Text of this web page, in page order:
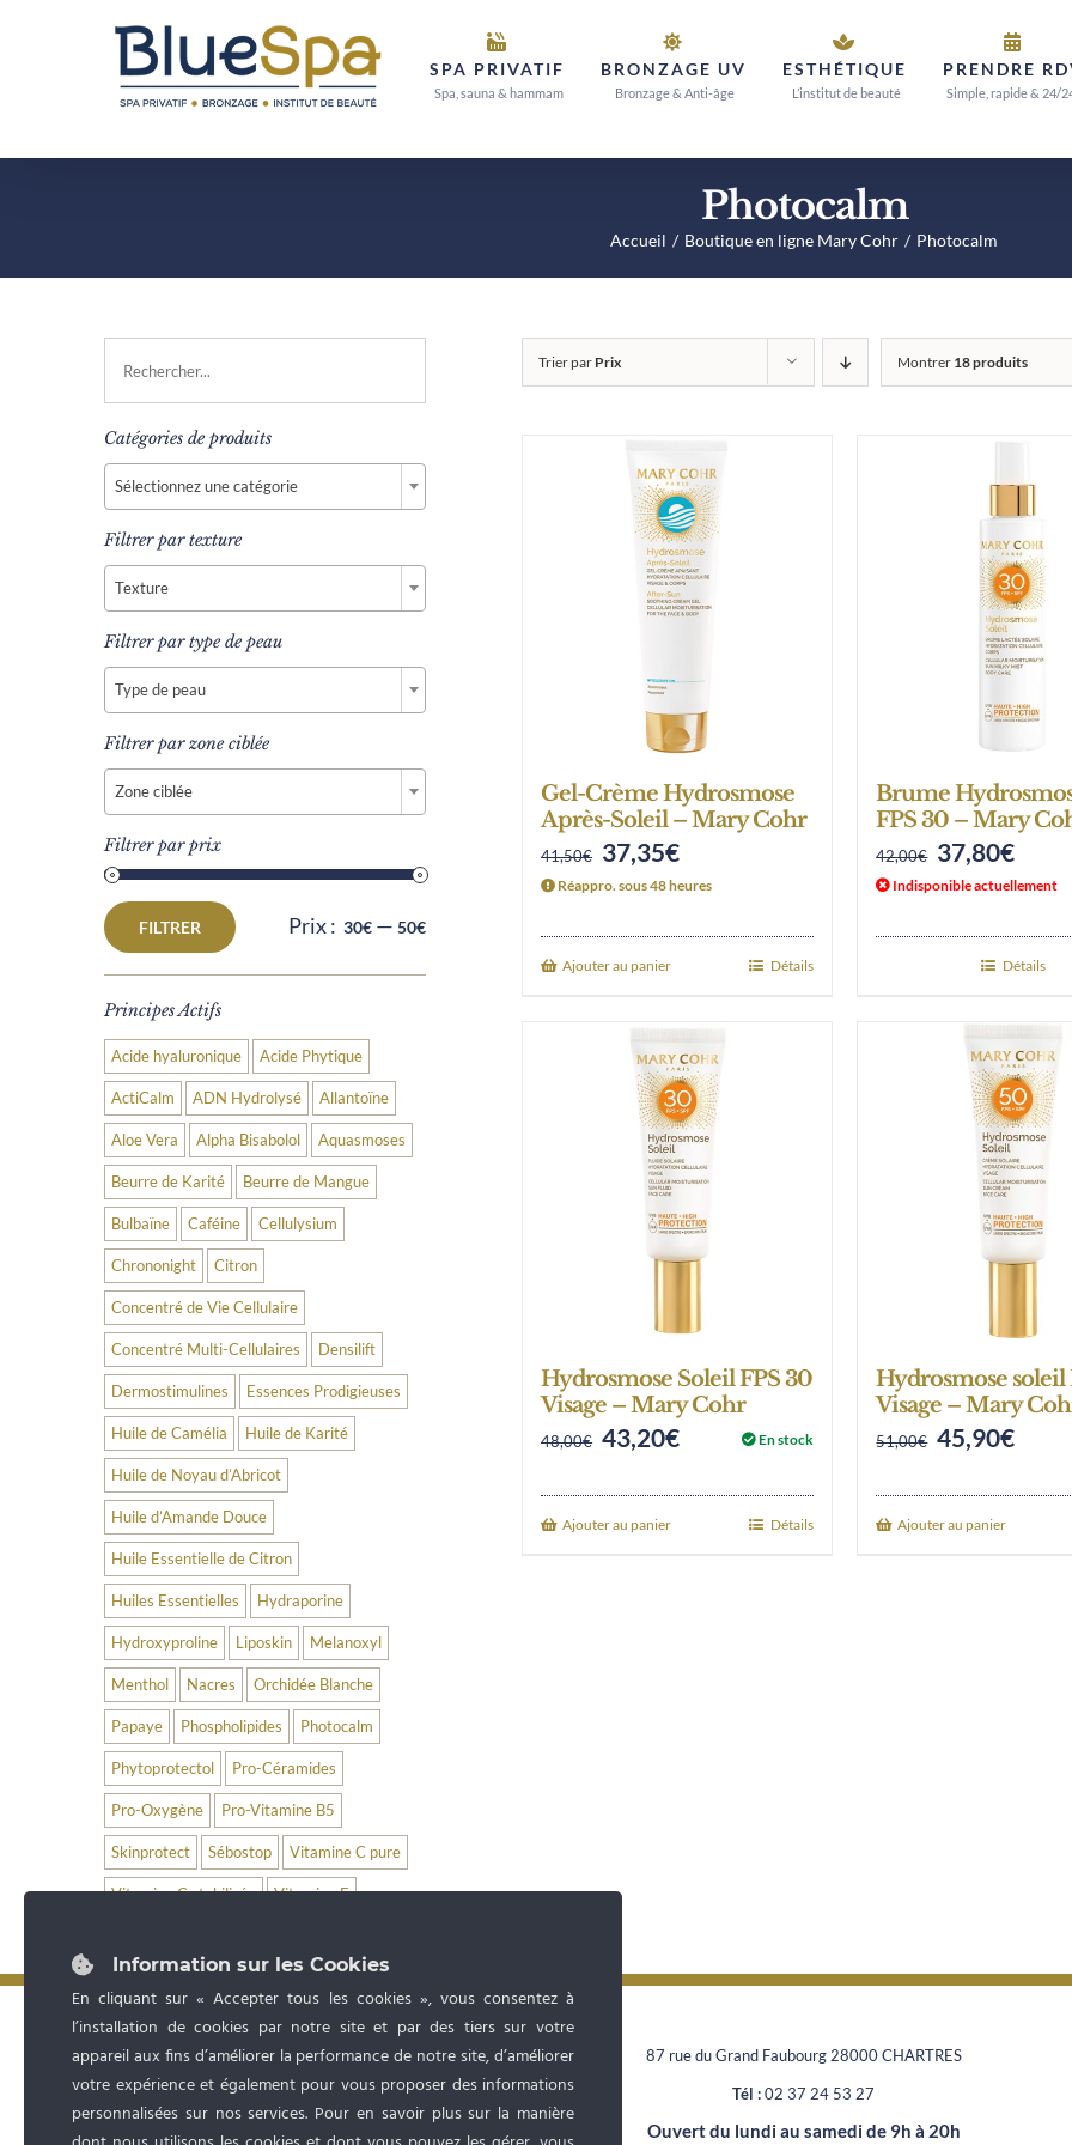
SPA PRIVATIF
Spa, sauna & hammam
BRONZAGE UV
Bronzage & Anti-âge
ESTHÉTIQUE
L’institut de beauté
PRENDRE
Simple, rapide & 24/
Photocalm
Accueil Boutique en ligne Mary Cohr Photocalm
Trier par Prix Montrer 18 produits
Gel-Crème Hydrosmose
Après-Soleil – Mary Cohr
41,50€ Original
price
41,50€.
37,35€Current
price
Réappro. sous 48 heures
Ajouter au panier Détails
Brume
FPS 30 – Mary
42,00€ Original
price
42,00€.
37,80€
price
Indisponible actuellement
Détails
Hydrosmose Soleil FPS 30
Visage – Mary Cohr
48,00€ Original
43,20€Current En stock
Ajouter au panier Détails
Hydrosmose soleil
Visage – Mary
51,00€ Original
45,90€
Ajouter au panier
Catégories de produits
Sélectionnez une catégorie
Filtrer par texture
Texture
Filtrer par type de peau
Type de peau
Filtrer par zone ciblée
Zone ciblée
Filtrer par prix
Prix
min
Prix
max
FILTRER Prix : 30€ —50€
Principes Actifs
Acide hyaluronique Acide Phytique
ActiCalm ADN Hydrolysé Allantoïne
Aloe Vera Alpha Bisabolol Aquasmoses
Beurre de Karité Beurre de Mangue
Bulbaïne Caféine Cellulysium
Chrononight Citron
Concentré de Vie Cellulaire
Concentré Multi-Cellulaires Densilift
Dermostimulines Essences Prodigieuses
Huile de Camélia Huile de Karité
Huile de Noyau d’Abricot
Huile d’Amande Douce
Huile Essentielle de Citron
Huiles Essentielles Hydraporine
Hydroxyproline Liposkin Melanoxyl
Menthol Nacres Orchidée Blanche
Papaye Phospholipides Photocalm
Phytoprotectol Pro-Céramides
Pro-Oxygène Pro-Vitamine B5
Skinprotect Sébostop Vitamine C pure
Vitamine C stabilisée Vitamine E
87 rue du Grand Faubourg 28000 CHARTRES
Tél : 02 37 24 53 27
Ouvert du lundi au samedi de 9h à 20h
Information sur les Cookies
En cliquant sur « Accepter tous les cookies », vous consentez à
l’installation de cookies par notre site et par des tiers sur votre
appareil aux fins d’améliorer la performance de notre site, d’améliorer
votre expérience et également pour vous proposer des informations
personnalisées sur nos services. Pour en savoir plus sur la manière